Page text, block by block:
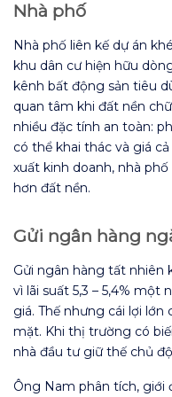
Nhà phố
Nhà phố liên kế dự án
khu dân cư hiện hữu
kênh bất động sản tiêu
quan tâm khi đất nền
nhiều đặc tính an toàn:
có thể khai thác và giá
xuất kinh doanh, nhà
hơn đất nền.
Gửi ngân hàng
Gửi ngân hàng tất nhiên
vì lãi suất 5,3 – 5,4%
giá. Thế nhưng cái lợi lớn
mặt. Khi thị trường có
nhà đầu tư giữ thế chủ
Ông Nam phân tích, giới